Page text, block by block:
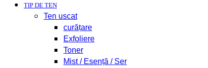
TIP DE TEN
Ten uscat
curățare
Exfoliere
Toner
Mist / Esență / Ser